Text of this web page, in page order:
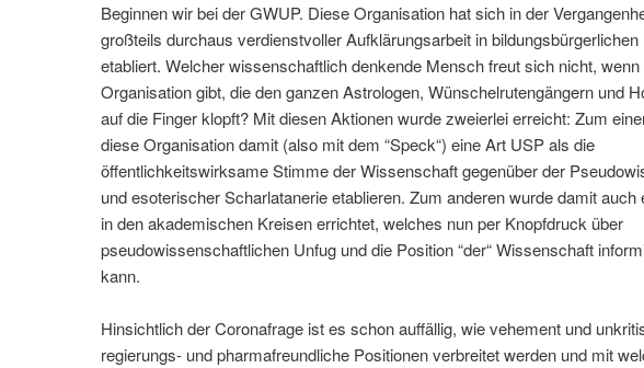
Beginnen wir bei der GWUP. Diese Organisation hat sich in der
großteils durchaus verdienstvoller Aufklärungsarbeit in bildungsbürgerlichen
etabliert. Welcher wissenschaftlich denkende Mensch freut sich nicht, wenn
Organisation gibt, die den ganzen Astrologen, Wünschelrutengängern und
auf die Finger klopft? Mit diesen Aktionen wurde zweierlei erreicht: Zum
diese Organisation damit (also mit dem “Speck“) eine Art USP als die
öffentlichkeitswirksame Stimme der Wissenschaft gegenüber der
und esoterischer Scharlatanerie etablieren. Zum anderen wurde damit auch
in den akademischen Kreisen errichtet, welches nun per Knopfdruck über
pseudowissenschaftlichen Unfug und die Position “der“ Wissenschaft
kann.
Hinsichtlich der Coronafrage ist es schon auffällig, wie vehement und
regierungs- und pharmafreundliche Positionen verbreitet werden und mit